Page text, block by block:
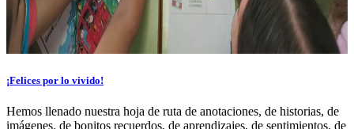
¡Felices por lo vivido!
Hemos llenado nuestra hoja de ruta de anotaciones, de historias, de
imágenes, de bonitos recuerdos, de aprendizajes, de sentimientos, de